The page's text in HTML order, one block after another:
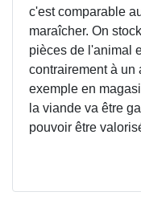
c'est comparable
maraîcher. On
pièces de l'animal
contrairement à un
exemple en
la viande va être
pouvoir être